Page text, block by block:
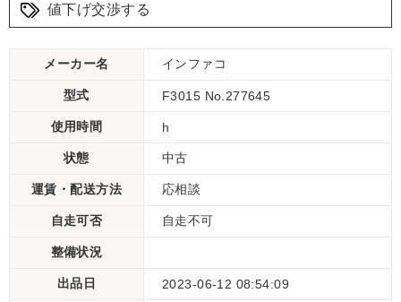
値下げ交渉する
メーカー名 インファコ
型式 F3015 No.277645
使用時間 h
状態 中古
運賃・配送方法 応相談
自走可否 自走不可
整備状況
出品日 2023-06-12 08:54:09